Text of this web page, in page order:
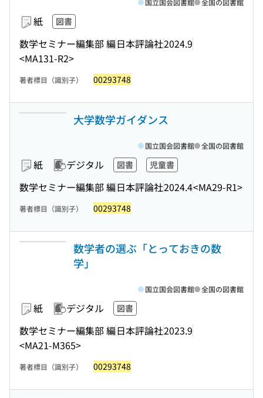
紙 図書
数学セミナー編集部 編日本評論社2024.9
<MA131-R2>
国立国会図書館 全国の図書館
著者標目（識別子） 00293748
大学数学ガイダンス
紙 デジタル 図書 児童書
数学セミナー編集部 編日本評論社2024.4<MA29-R1>
国立国会図書館 全国の図書館
著者標目（識別子） 00293748
数学者の選ぶ「とっておきの数
学」
紙 デジタル 図書
数学セミナー編集部 編日本評論社2023.9
<MA21-M365>
国立国会図書館 全国の図書館
著者標目（識別子） 00293748